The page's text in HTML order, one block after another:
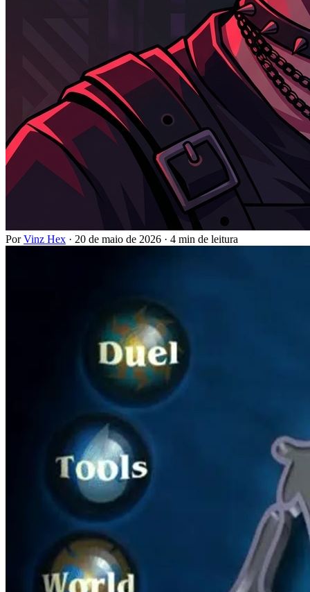
PorVinz Hex · 20 de maio de 2026 · 4 min de leitura